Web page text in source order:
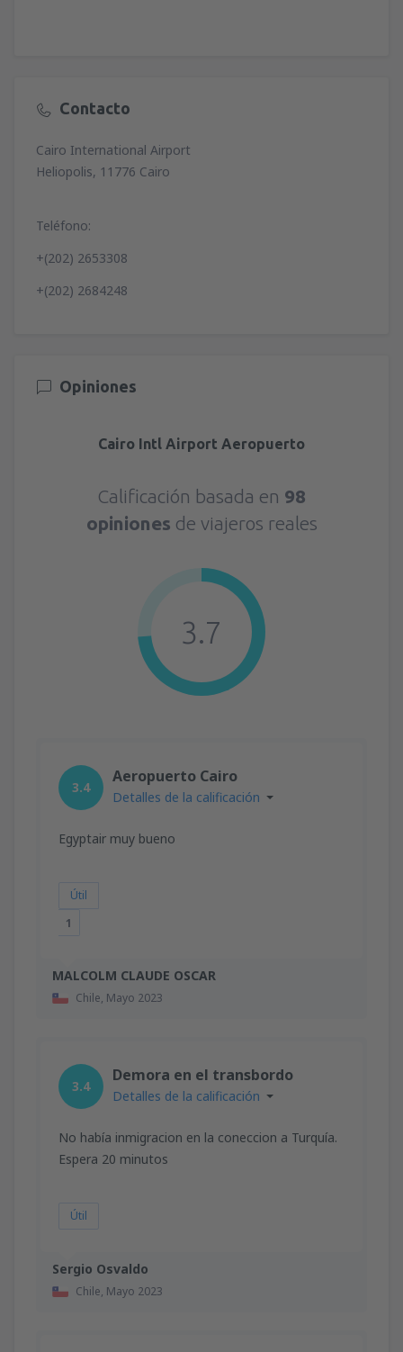
Contacto
Cairo International Airport
Heliopolis, 11776 Cairo
Teléfono:
+(202) 2653308
+(202) 2684248
Opiniones
Cairo Intl Airport Aeropuerto
Calificación basada en 98
opiniones de viajeros reales
3.7
MALCOLM CLAUDE OSCAR
Chile, Mayo 2023
3.4
Aeropuerto Cairo
Detalles de la calificación
Egyptair muy bueno
Útil
1
Sergio Osvaldo
Chile, Mayo 2023
3.4
Demora en el transbordo
Detalles de la calificación
No había inmigracion en la coneccion a Turquía.
Espera 20 minutos
Útil